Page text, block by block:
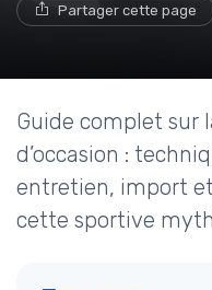
Partager cette page
Guide complet sur
d’occasion :
entretien, import
cette sportive